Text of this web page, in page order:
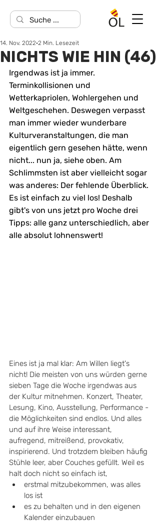
NICHTS WIE HIN (46)
14. Nov. 2022 2 Min. Lesezeit
Irgendwas ist ja immer.
Terminkollisionen und
Wetterkapriolen, Wohlergehen und
Weltgeschehen. Deswegen verpasst
man immer wieder wunderbare
Kulturveranstaltungen, die man
eigentlich gern gesehen hätte, wenn
nicht... nun ja, siehe oben. Am
Schlimmsten ist aber vielleicht sogar
was anderes: Der fehlende Überblick.
Es ist einfach zu viel los! Deshalb
gibt's von uns jetzt pro Woche drei
Tipps: alle ganz unterschiedlich, aber
alle absolut lohnenswert!
Eines ist ja mal klar: Am Willen liegt's
nicht! Die meisten von uns würden gerne
sieben Tage die Woche irgendwas aus
der Kultur mitnehmen. Konzert, Theater,
Lesung, Kino, Ausstellung, Performance -
die Möglichkeiten sind endlos. Und alles
und auf ihre Weise interessant,
aufregend, mitreißend, provokativ,
inspirierend. Und trotzdem bleiben häufig
Stühle leer, aber Couches gefüllt. Weil es
halt doch nicht so einfach ist,
erstmal mitzubekommen, was alles
los ist
es zu behalten und in den eigenen
Kalender einzubauen